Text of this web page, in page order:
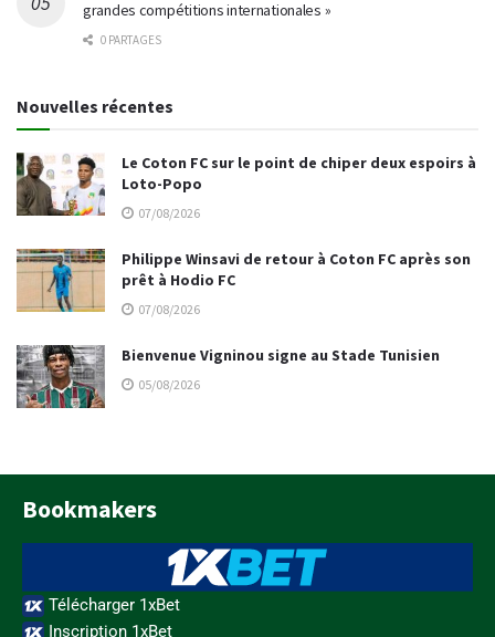
grandes compétitions internationales »
0 PARTAGES
Nouvelles récentes
Le Coton FC sur le point de chiper deux espoirs à
Loto-Popo
07/08/2026
Philippe Winsavi de retour à Coton FC après son
prêt à Hodio FC
07/08/2026
Bienvenue Vigninou signe au Stade Tunisien
05/08/2026
Bookmakers
Télécharger 1xBet
Inscription 1xBet